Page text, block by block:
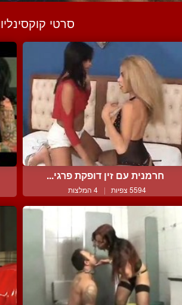
סרטי
חרמנית עם זין דופקת פרגי...
5594 צפיות | 4 המלצות